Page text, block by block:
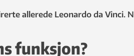
allerede Leonardo da
funksjon?